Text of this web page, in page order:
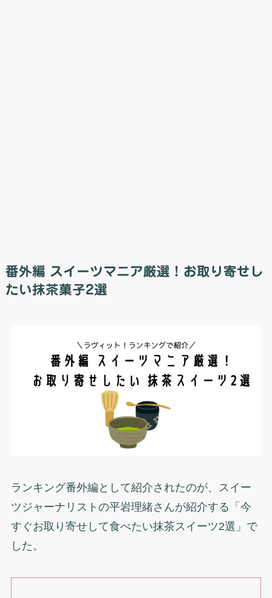
番外編 スイーツマニア厳選！お取り寄せし
たい抹茶菓子2選
ランキング番外編として紹介されたのが、スイー
ツジャーナリストの平岩理緒さんが紹介する「今
すぐお取り寄せして食べたい抹茶スイーツ2選」で
した。